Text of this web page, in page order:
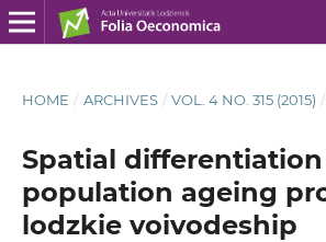
HOME / ARCHIVES / VOL. 4 NO. 315 (2015) /
Spatial
population ageing
lodzkie voivodeship